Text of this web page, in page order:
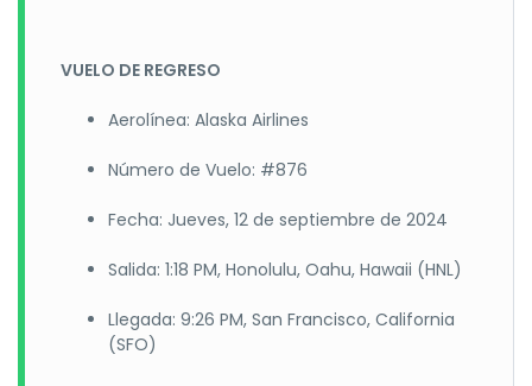
VUELO DE REGRESO
Aerolínea: Alaska Airlines
Número de Vuelo: #876
Fecha: Jueves, 12 de septiembre de 2024
Salida: 1:18 PM, Honolulu, Oahu, Hawaii (HNL)
Llegada: 9:26 PM, San Francisco, California
(SFO)